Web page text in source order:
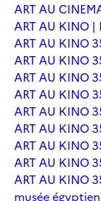
ART AU
ART AU KINO |
ART AU KINO
ART AU KINO
ART AU KINO
ART AU KINO
ART AU KINO
ART AU KINO
ART AU KINO
ART AU KINO
ART AU KINO
musée égyptien